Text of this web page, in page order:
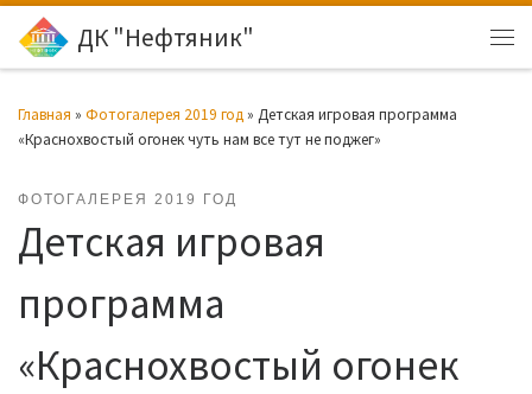
Перейти к содержимому
ДК "Нефтяник"
Главная » Фотогалерея 2019 год » Детская игровая программа
«Краснохвостый огонек чуть нам все тут не поджег»
ФОТОГАЛЕРЕЯ 2019 ГОД
Детская игровая
программа
«Краснохвостый огонек